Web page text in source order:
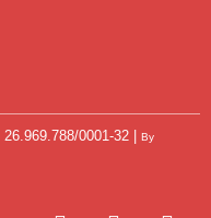
26.969.788/0001-32 | By